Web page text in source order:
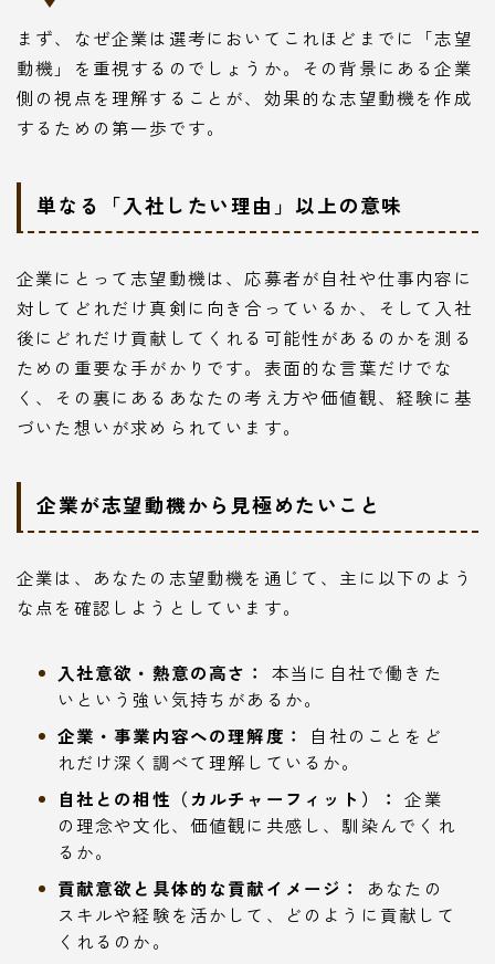
まず、なぜ企業は選考においてこれほどまでに「志望
動機」を重視するのでしょうか。その背景にある企業
側の視点を理解することが、効果的な志望動機を作成
するための第一歩です。
単なる「入社したい理由」以上の意味
企業にとって志望動機は、応募者が自社や仕事内容に
対してどれだけ真剣に向き合っているか、そして入社
後にどれだけ貢献してくれる可能性があるのかを測る
ための重要な手がかりです。表面的な言葉だけでな
く、その裏にあるあなたの考え方や価値観、経験に基
づいた想いが求められています。
企業が志望動機から見極めたいこと
企業は、あなたの志望動機を通じて、主に以下のよう
な点を確認しようとしています。
入社意欲・熱意の高さ：
本当に自社で働きた
いという強い気持ちがあるか。
企業・事業内容への理解度：
自社のことをど
れだけ深く調べて理解しているか。
自社との相性（カルチャーフィット）： 企業
の理念や文化、価値観に共感し、馴染んでくれ
るか。
貢献意欲と具体的な貢献イメージ：
あなたの
スキルや経験を活かして、どのように貢献して
くれるのか。